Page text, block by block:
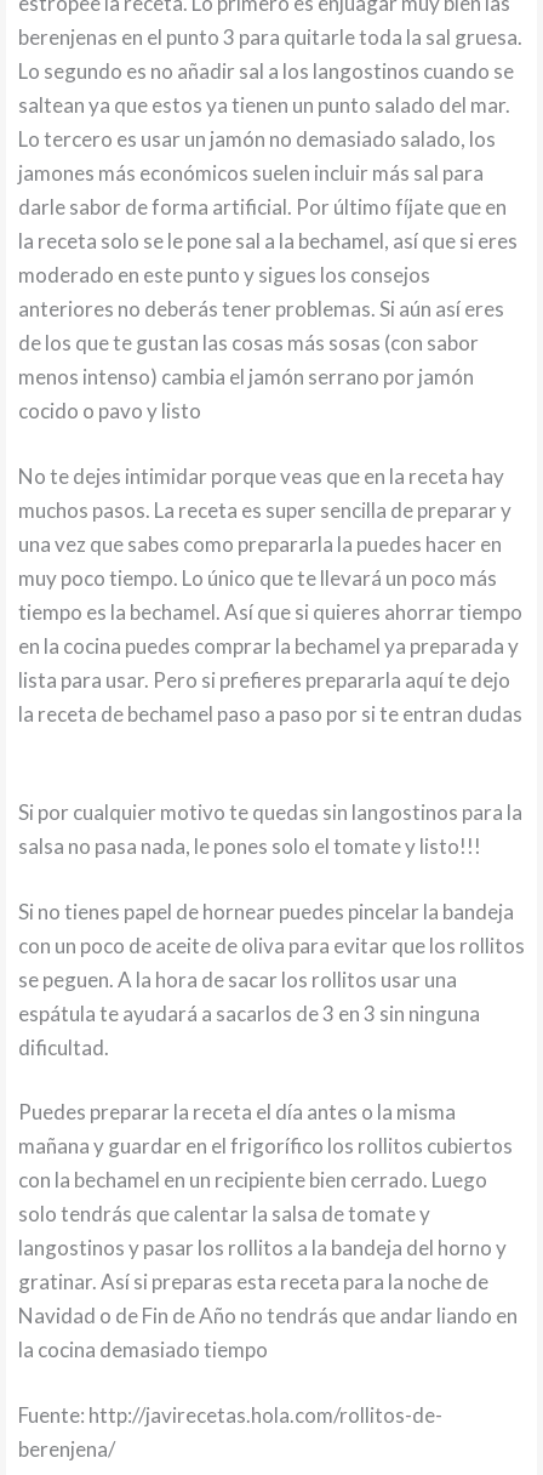
berenjenas en el punto 3 para quitarle toda la sal gruesa.
Lo segundo es no añadir sal a los langostinos cuando se
saltean ya que estos ya tienen un punto salado del mar.
Lo tercero es usar un jamón no demasiado salado, los
jamones más económicos suelen incluir más sal para
darle sabor de forma artificial. Por último fíjate que en
la receta solo se le pone sal a la bechamel, así que si eres
moderado en este punto y sigues los consejos
anteriores no deberás tener problemas. Si aún así eres
de los que te gustan las cosas más sosas (con sabor
menos intenso) cambia el jamón serrano por jamón
cocido o pavo y listo
No te dejes intimidar porque veas que en la receta hay
muchos pasos. La receta es super sencilla de preparar y
una vez que sabes como prepararla la puedes hacer en
muy poco tiempo. Lo único que te llevará un poco más
tiempo es la bechamel. Así que si quieres ahorrar tiempo
en la cocina puedes comprar la bechamel ya preparada y
lista para usar. Pero si prefieres prepararla aquí te dejo
la receta de bechamel paso a paso por si te entran dudas
Si por cualquier motivo te quedas sin langostinos para la
salsa no pasa nada, le pones solo el tomate y listo!!!
Si no tienes papel de hornear puedes pincelar la bandeja
con un poco de aceite de oliva para evitar que los rollitos
se peguen. A la hora de sacar los rollitos usar una
espátula te ayudará a sacarlos de 3 en 3 sin ninguna
dificultad.
Puedes preparar la receta el día antes o la misma
mañana y guardar en el frigorífico los rollitos cubiertos
con la bechamel en un recipiente bien cerrado. Luego
solo tendrás que calentar la salsa de tomate y
langostinos y pasar los rollitos a la bandeja del horno y
gratinar. Así si preparas esta receta para la noche de
Navidad o de Fin de Año no tendrás que andar liando en
la cocina demasiado tiempo
Fuente: http://javirecetas.hola.com/rollitos-de-
berenjena/